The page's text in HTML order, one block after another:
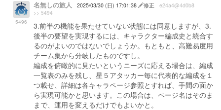
5496
名無しの旅人 2025/03/30 (日) 17:01:38 修正 e24a4@4d0b8
>> 5494
3.前半の機能を果たせていない状態には同意しますが、3.
後半の要望を実現するには、キャラクター編成史と統合す
るのがよいのではないでしょうか。もともと、高難易度用
チーム集から分岐したものですし。
編成を俯瞰的に見たいというニーズに応える場合は、編成
一覧表のみを残し、星５アタッカー毎に代表的な編成を１
つ載せ、詳細は各キャラページ参照とすれば、手間の面か
ら実現可能かと思います。この場合は、ページ名はそのま
まで、運用を変えるだけでもよいかと。